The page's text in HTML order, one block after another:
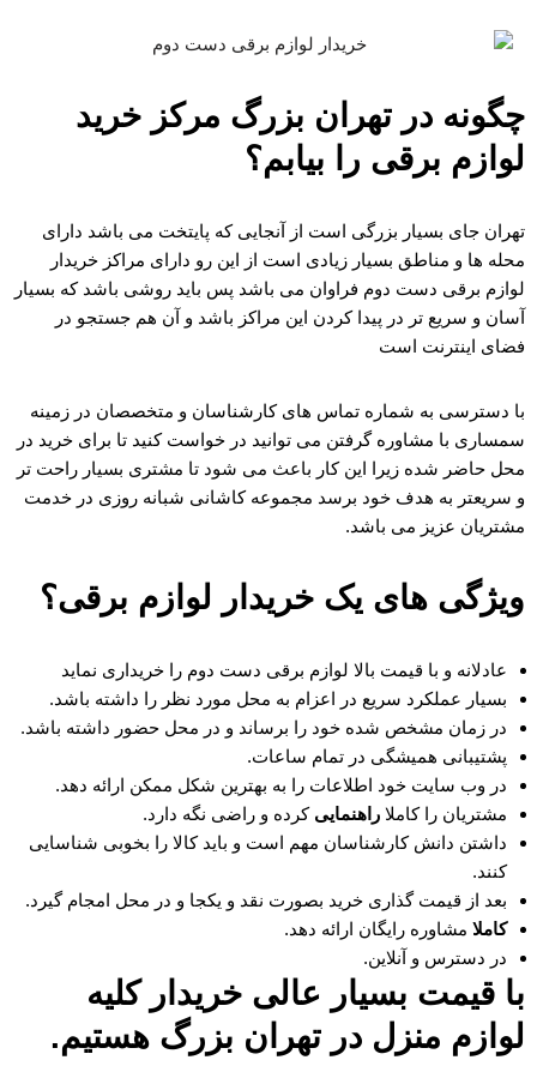
چگونه در تهران بزرگ مرکز خرید
لوازم برقی را بیابم؟
تهران جای بسیار بزرگی است از آنجایی که پایتخت می باشد دارای
محله ها و مناطق بسیار زیادی است از این رو دارای مراکز خریدار
لوازم برقی دست دوم فراوان می باشد پس باید روشی باشد که بسیار
آسان و سریع تر در پیدا کردن این مراکز باشد و آن هم جستجو در
فضای اینترنت است
با دسترسی به شماره تماس های کارشناسان و متخصصان در زمینه
سمساری با مشاوره گرفتن می توانید در خواست کنید تا برای خرید در
محل حاضر شده زیرا این کار باعث می شود تا مشتری بسیار راحت تر
و سریعتر به هدف خود برسد مجموعه کاشانی شبانه روزی در خدمت
مشتریان عزیز می باشد.
ویژگی های یک خریدار لوازم برقی؟
عادلانه و با قیمت بالا لوازم برقی دست دوم را خریداری نماید
بسیار عملکرد سریع در اعزام به محل مورد نظر را داشته باشد.
در زمان مشخص شده خود را برساند و در محل حضور داشته باشد.
پشتیبانی همیشگی در تمام ساعات.
در وب سایت خود اطلاعات را به بهترین شکل ممکن ارائه دهد.
مشتریان را کاملا راهنمایی کرده و راضی نگه دارد.
داشتن دانش کارشناسان مهم است و باید کالا را بخوبی شناسایی
کنند.
بعد از قیمت گذاری خرید بصورت نقد و یکجا و در محل امجام گیرد.
کاملا مشاوره رایگان ارائه دهد.
در دسترس و آنلاین.
با قیمت بسیار عالی خریدار کلیه
لوازم منزل در تهران بزرگ هستیم.